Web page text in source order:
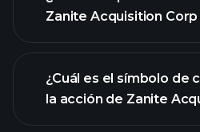
Zanite Acquisition Corp
¿Cuál es el símbolo de
la acción de Zanite